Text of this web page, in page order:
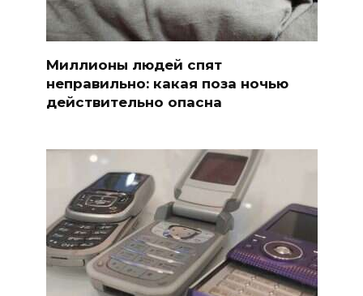
Миллионы людей спят
неправильно: какая поза ночью
действительно опасна